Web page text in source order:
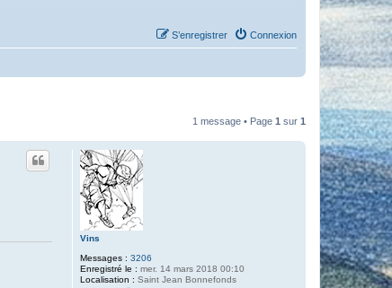
Connexion
S’enregistrer
1 message • Page 1 sur 1
Vins
Messages : 3206
Enregistré le : mer. 14 mars 2018 00:10
Localisation : Saint Jean Bonnefonds